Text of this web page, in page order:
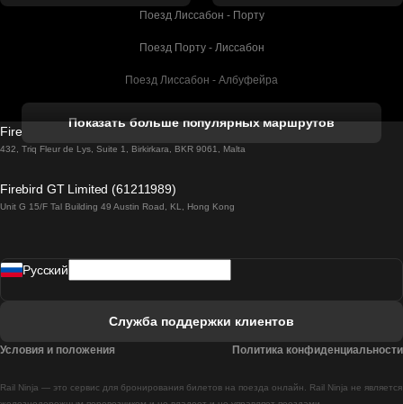
Поезд Лиссабон - Порту
Поезд Порту - Лиссабон
Поезд Лиссабон - Албуфейра
Поезд Лиссабон - Лагос
Поезд Лиссабон - Мадрид
Показать больше популярных маршрутов
Firebird GT Limited (OC 1451)
432, Triq Fleur de Lys, Suite 1, Birkirkara, BKR 9061, Malta
Firebird GT Limited (61211989)
Unit G 15/F Tal Building 49 Austin Road, KL, Hong Kong
Rail Ninja — это сервис для бронирования билетов на поезда онлайн. Rail Ninja не является
Pусский
Служба поддержки клиентов
Условия и положения Политика конфиденциальности